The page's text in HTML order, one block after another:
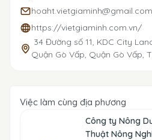
hoaht.vietgiaminh@gmail.com
https://vietgiaminh.com.vn/
34 Đường số 11, KDC City
Quận Gò Vấp, Quận Gò Vấp,
Việc làm cùng địa phương
Công ty Nông
Thuật Nông